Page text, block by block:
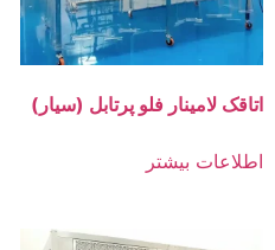
اتاقک لامینار فلو پرتابل (سیار)
اطلاعات بیشتر